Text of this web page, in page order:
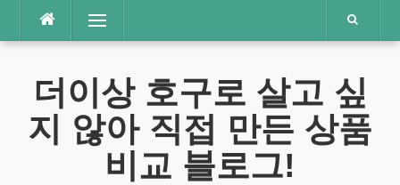
츠
메뉴
더이상 호구로 살고 싶
지 않아 직접 만든 상품
비교 블로그!